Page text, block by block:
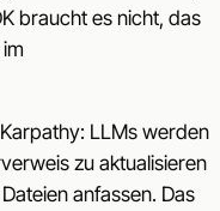
braucht es nicht, das
LLMs werden
zu aktualisieren
anfassen. Das